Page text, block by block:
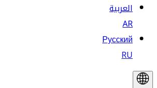
العربية
AR
Русский
RU